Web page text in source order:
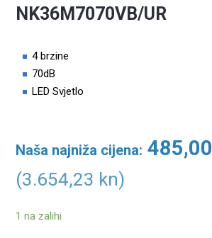
NK36M7070VB/UR
4 brzine
70dB
LED Svjetlo
Naša najniža cijena: 485,00
(3.654,23 kn)
1 na zalihi